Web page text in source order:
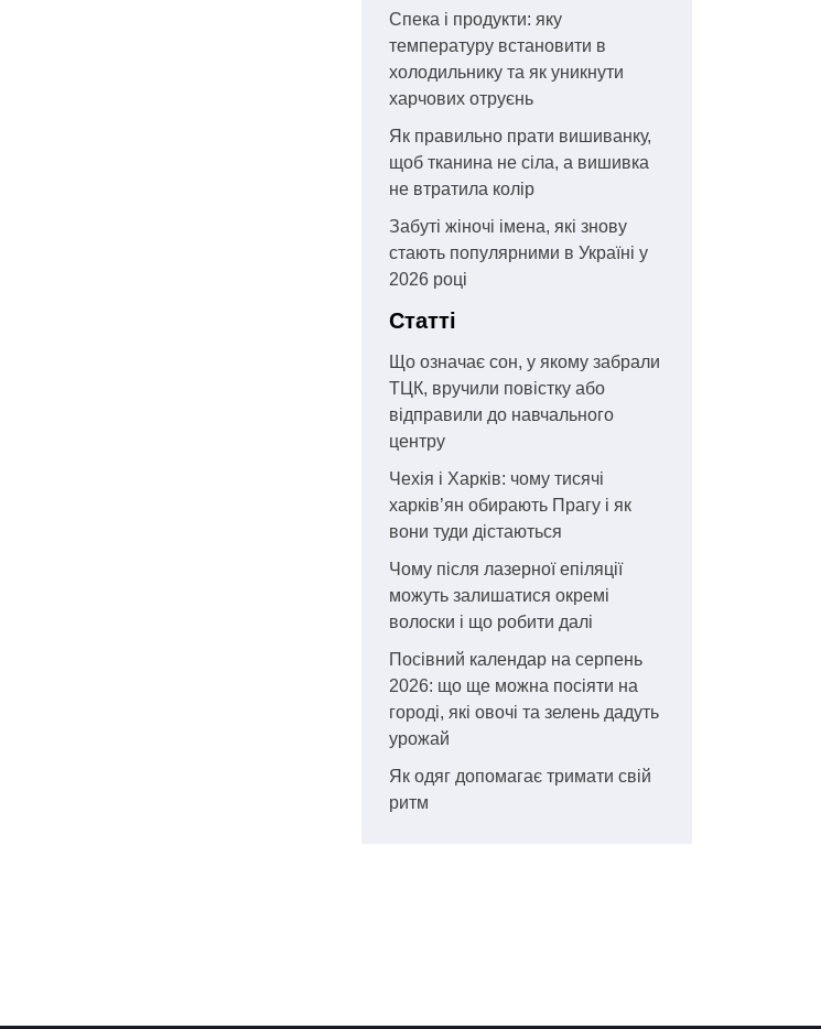
Спека і продукти: яку
температуру встановити в
холодильнику та як уникнути
харчових отруєнь
Як правильно прати вишиванку,
щоб тканина не сіла, а вишивка
не втратила колір
Забуті жіночі імена, які знову
стають популярними в Україні у
2026 році
Статті
Що означає сон, у якому забрали
ТЦК, вручили повістку або
відправили до навчального
центру
Чехія і Харків: чому тисячі
харків’ян обирають Прагу і як
вони туди дістаються
Чому після лазерної епіляції
можуть залишатися окремі
волоски і що робити далі
Посівний календар на серпень
2026: що ще можна посіяти на
городі, які овочі та зелень дадуть
урожай
Як одяг допомагає тримати свій
ритм